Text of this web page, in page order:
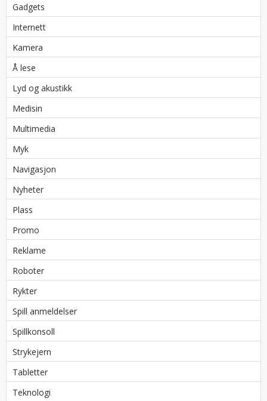
Gadgets
Internett
Kamera
Å lese
Lyd og akustikk
Medisin
Multimedia
Myk
Navigasjon
Nyheter
Plass
Promo
Reklame
Roboter
Rykter
Spill anmeldelser
Spillkonsoll
Strykejern
Tabletter
Teknologi